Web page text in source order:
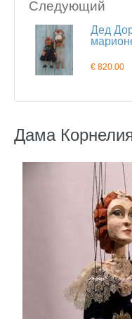
Следующий
Дед
€ 820.00
Дама